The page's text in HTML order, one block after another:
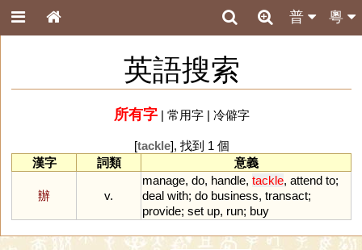
粵
普
英語搜索
所有字| 常用字| 冷僻字
[tackle], 找到 1 個
漢字
詞類 意義
辦 v.
manage, do, handle, tackle, attend to;
deal with; do business, transact;
provide; set up, run; buy